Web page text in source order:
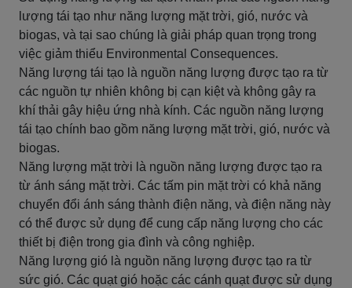
lượng tái tạo như năng lượng mặt trời, gió, nước và
biogas, và tại sao chúng là giải pháp quan trọng trong
việc giảm thiểu Environmental Consequences.
Năng lượng tái tạo là nguồn năng lượng được tạo ra từ
các nguồn tự nhiên không bị cạn kiệt và không gây ra
khí thải gây hiệu ứng nhà kính. Các nguồn năng lượng
tái tạo chính bao gồm năng lượng mặt trời, gió, nước và
biogas.
Năng lượng mặt trời là nguồn năng lượng được tạo ra
từ ánh sáng mặt trời. Các tấm pin mặt trời có khả năng
chuyển đổi ánh sáng thành điện năng, và điện năng này
có thể được sử dụng để cung cấp năng lượng cho các
thiết bị điện trong gia đình và công nghiệp.
Năng lượng gió là nguồn năng lượng được tạo ra từ
sức gió. Các quạt gió hoặc các cánh quạt được sử dụng